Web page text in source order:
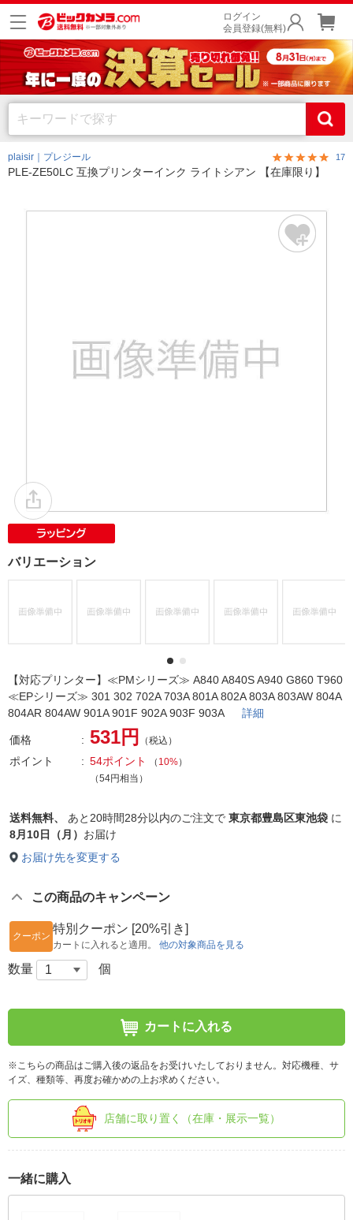
ログイン
会員登録(無料)
plaisir｜プレジール 17
PLE-ZE50LC 互換プリンターインク ライトシアン 【在庫限り】
バリエーション
【対応プリンター】≪PMシリーズ≫ A840 A840S A940 G860 T960
≪EPシリーズ≫ 301 302 702A 703A 801A 802A 803A 803AW 804A
804AR 804AW 901A 901F 902A 903F 903A 詳細
価格 531円 （税込）
ポイント 54ポイント （ 10%）
（54円相当）
送料無料、 あと 20時間28分以内のご注文で 東京都豊島区東池袋 に
8月10日（月） お届け
お届け先を変更する
この商品のキャンペーン
クーポン
特別クーポン [20%引き]
カートに入れると適用。 他の対象商品を見る
数量 個
カートに入れる
※こちらの商品はご購入後の返品をお受けいたしておりません。対応機種、サ
イズ、種類等、再度お確かめの上お求めください。
店舗に取り置く（在庫・展示一覧）
一緒に購入